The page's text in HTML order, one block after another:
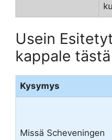
Usein
kappale
Kysymys
Missä Scheveningen